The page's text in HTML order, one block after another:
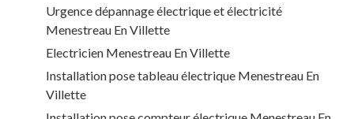
Urgence dépannage électrique et électricité
Menestreau En Villette
Electricien Menestreau En Villette
Installation pose tableau électrique Menestreau En
Villette